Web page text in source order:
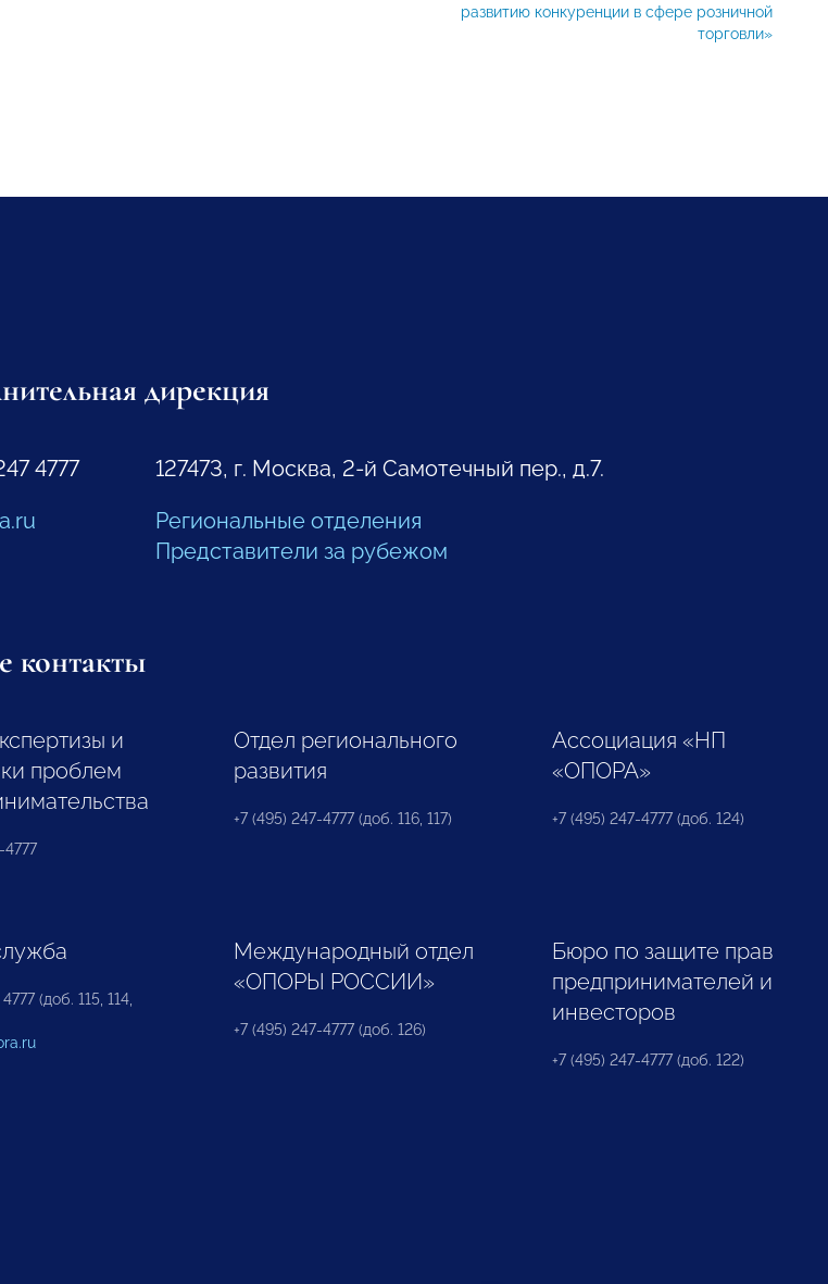
развитию конкуренции в сфере розничной
торговли»
дирекция
4777
127473, г. Москва, 2-й Самотечный пер., д.7.
Региональные отделения
Представители за рубежом
контакты
и
проблем
4777
Отдел регионального
развития
+7 (495) 247-4777 (доб. 116, 117)
Ассоциация «НП
«ОПОРА»
+7 (495) 247-4777 (доб. 124)
(доб. 115, 114,
Международный отдел
«ОПОРЫ РОССИИ»
+7 (495) 247-4777 (доб. 126)
Бюро по защите прав
предпринимателей и
инвесторов
+7 (495) 247-4777 (доб. 122)